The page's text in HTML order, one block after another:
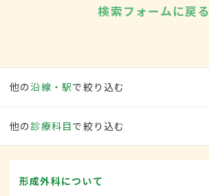
検索フォームに戻る
他の沿線・駅で絞り込む
他の 診療科目で絞り込む
形成外科について